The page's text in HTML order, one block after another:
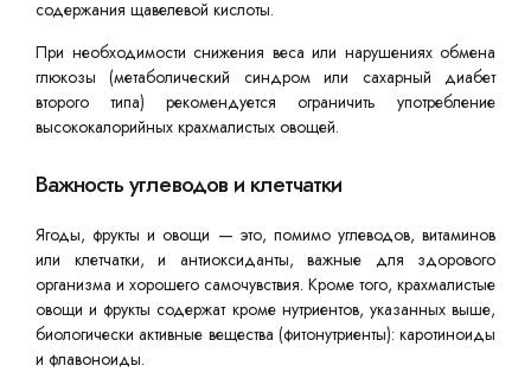
содержания щавелевой кислоты.
При необходимости снижения веса или нарушениях обмена
глюкозы (метаболический синдром или сахарный диабет
второго типа) рекомендуется ограничить употребление
высококалорийных крахмалистых овощей.
Важность углеводов и клетчатки
Ягоды, фрукты и овощи — это, помимо углеводов, витаминов
или клетчатки, и антиоксиданты, важные для здорового
организма и хорошего самочувствия. Кроме того, крахмалистые
овощи и фрукты содержат кроме нутриентов, указанных выше,
биологически активные вещества (фитонутриенты): каротиноиды
и флавоноиды.